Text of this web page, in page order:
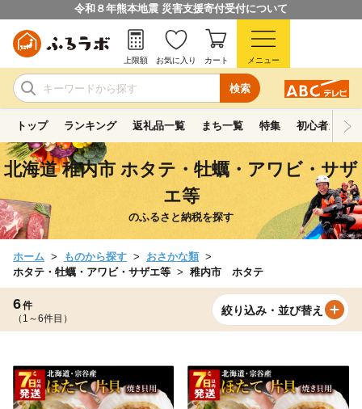
令和８年熊本地震 災害支援寄付受付について
検索
上限額 お気に入り カート メニュー
トップ ランキング 返礼品一覧 まち一覧 特集 初心者ガイド
北海道 稚内市 ホタテ・牡蠣・アワビ・サザ
エ等
のふるさと納税を探す
ホーム ものから探す
おさかな類
ホタテ・牡蠣・アワビ・サザエ等
稚内市 ホタテ
6件
（1～6件目）
絞り込み・並び替え